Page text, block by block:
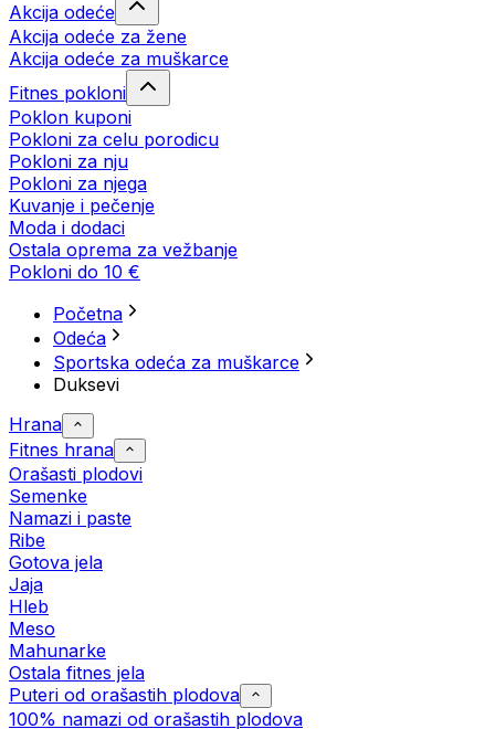
Akcija odeće
Akcija odeće za žene
Akcija odeće za muškarce
Fitnes pokloni
Poklon kuponi
Pokloni za celu porodicu
Pokloni za nju
Pokloni za njega
Kuvanje i pečenje
Moda i dodaci
Ostala oprema za vežbanje
Pokloni do 10 €
Početna
Odeća
Sportska odeća za muškarce
Duksevi
Hrana
Fitnes hrana
Orašasti plodovi
Semenke
Namazi i paste
Ribe
Gotova jela
Јаја
Hleb
Meso
Mahunarke
Ostala fitnes jela
Puteri od orašastih plodova
100% namazi od orašastih plodova